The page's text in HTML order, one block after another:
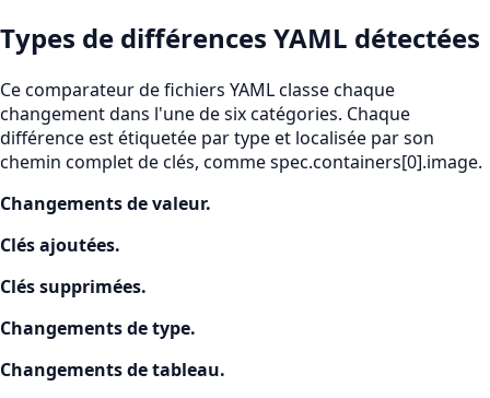
Types de différences YAML détectées
Ce comparateur de fichiers YAML classe chaque
changement dans l'une de six catégories. Chaque
différence est étiquetée par type et localisée par son
chemin complet de clés, comme spec.containers[0].image.
Changements de valeur.
Clés ajoutées.
Clés supprimées.
Changements de type.
Changements de tableau.